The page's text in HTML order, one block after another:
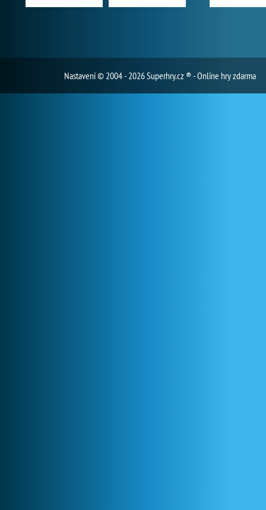
Nastavení© 2004 - 2026 Superhry.cz ® - Online hry zdarma